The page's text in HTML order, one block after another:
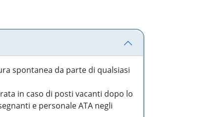
spontanea da parte di qualsiasi
in caso di posti vacanti dopo lo
e personale ATA negli